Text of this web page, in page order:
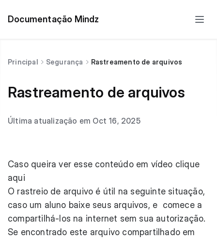
Documentação Mindz
Principal Segurança Rastreamento de arquivos
Rastreamento de arquivos
Última atualização em Oct 16, 2025
Caso queira ver esse conteúdo em vídeo clique
aqui
O rastreio de arquivo é útil na seguinte situação,
caso um aluno baixe seus arquivos, e comece a
compartilhá-los na internet sem sua autorização.
Se encontrado este arquivo compartilhado em